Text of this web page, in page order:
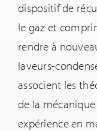
dispositif de
le gaz et
rendre à
laveurs-
associent les
de la
expérience en